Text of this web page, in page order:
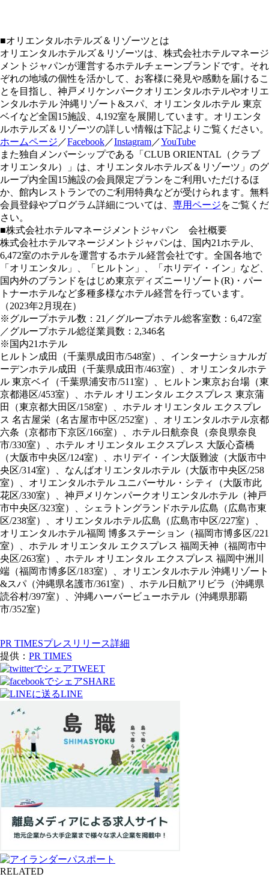
■オリエンタルホテルズ＆リゾーツとは
オリエンタルホテルズ＆リゾーツは、株式会社ホテルマネージ
メントジャパンが運営するホテルチェーンブランドです。それ
ぞれの地域の個性を活かして、お客様に発見や感動を届けるこ
とを目指し、神戸メリケンパークオリエンタルホテルやオリエ
ンタルホテル 沖縄リゾート&スパ、オリエンタルホテル 東京
ベイなど全国15施設、4,192室を展開しています。オリエンタ
ルホテルズ＆リゾーツの詳しい情報は下記よりご覧ください。
ホームページ ／Facebook／Instagram／YouTube
また独自メンバーシップである「CLUB ORIENTAL（クラブ
オリエンタル）」は、オリエンタルホテルズ＆リゾーツ」のグ
ループ内全国15施設の会員限定プランをご利用いただけるほ
か、館内レストランでのご利用特典などが受けられます。無料
会員登録やプログラム詳細については、 専用ページをご覧くだ
さい。
■株式会社ホテルマネージメントジャパン 会社概要
株式会社ホテルマネージメントジャパンは、国内21ホテル、
6,472室のホテルを運営するホテル経営会社です。全国各地で
「オリエンタル」、「ヒルトン」、「ホリデイ・イン」など、
国内外のブランドをはじめ東京ディズニーリゾート(R)・パー
トナーホテルなど多種多様なホテル経営を行っています。
（2023年2月現在）
※グループホテル数：21／グループホテル総客室数：6,472室
／グループホテル総従業員数：2,346名
※国内21ホテル
ヒルトン成田（千葉県成田市/548室）、インターナショナルガ
ーデンホテル成田（千葉県成田市/463室）、オリエンタルホテ
ル 東京ベイ（千葉県浦安市/511室）、ヒルトン東京お台場（東
京都港区/453室）、ホテル オリエンタル エクスプレス 東京蒲
田（東京都大田区/158室）、ホテル オリエンタル エクスプレ
ス 名古屋栄（名古屋市中区/252室）、オリエンタルホテル京都
六条（京都市下京区/166室）、ホテル日航奈良（奈良県奈良
市/330室）、ホテル オリエンタル エクスプレス 大阪心斎橋
（大阪市中央区/124室）、ホリデイ・イン大阪難波（大阪市中
央区/314室）、なんばオリエンタルホテル（大阪市中央区/258
室）、オリエンタルホテル ユニバーサル・シティ（大阪市此
花区/330室）、神戸メリケンパークオリエンタルホテル（神戸
市中央区/323室）、シェラトングランドホテル広島（広島市東
区/238室）、オリエンタルホテル広島（広島市中区/227室）、
オリエンタルホテル福岡 博多ステーション（福岡市博多区/221
室）、ホテル オリエンタル エクスプレス 福岡天神（福岡市中
央区/263室）、ホテル オリエンタル エクスプレス 福岡中洲川
端（福岡市博多区/183室）、オリエンタルホテル 沖縄リゾート
&スパ（沖縄県名護市/361室）、ホテル日航アリビラ（沖縄県
読谷村/397室）、沖縄ハーバービューホテル（沖縄県那覇
市/352室）
PR TIMESプレスリリース詳細
提供： PR TIMES
TWEET
SHARE
LINE
RELATED